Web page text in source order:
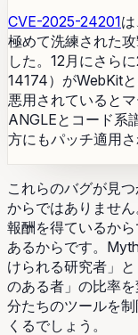
CVE-2025-24201
極めて洗練された
した。12月にさら
14174）がWebKit
悪用されていると
ANGLEとコード系
方にもパッチ適用さ
これらのバグが見
からではありませ
報酬を得ているか
あるからです。
けられる研究者」
のある者」の比率
分たちのツールを
くるでしょう。